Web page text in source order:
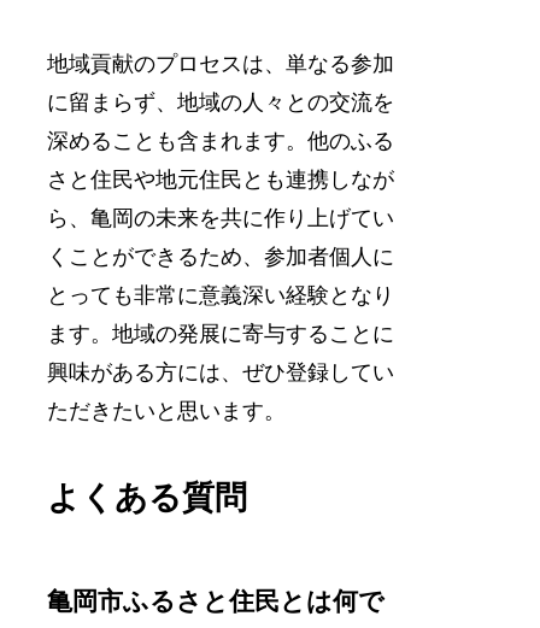
地域貢献のプロセスは、単なる参加
に留まらず、地域の人々との交流を
深めることも含まれます。他のふる
さと住民や地元住民とも連携しなが
ら、亀岡の未来を共に作り上げてい
くことができるため、参加者個人に
とっても非常に意義深い経験となり
ます。地域の発展に寄与することに
興味がある方には、ぜひ登録してい
ただきたいと思います。
よくある質問
亀岡市ふるさと住民とは何で